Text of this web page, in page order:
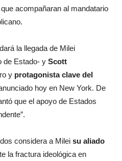
que acompañaran al mandatario
la llegada de Milei
de Estado- y Scott
y protagonista clave del
hoy en New York. De
que el apoyo de Estados
considera a Milei su aliado
la fractura ideológica en